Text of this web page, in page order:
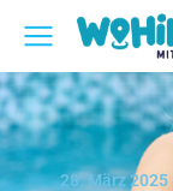
28. März 2025